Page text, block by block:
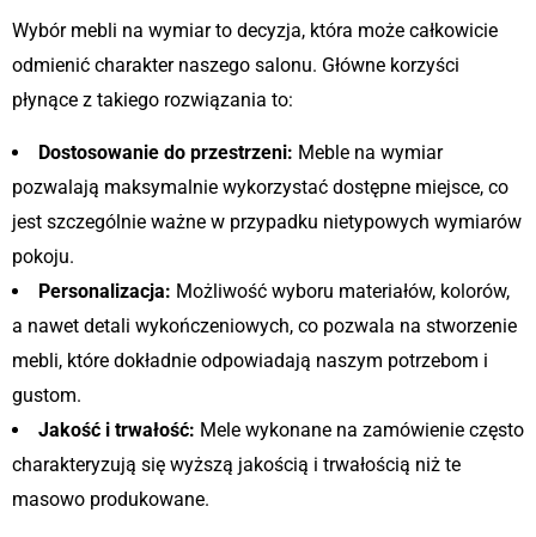
Wybór mebli na wymiar to decyzja, która może całkowicie
odmienić charakter naszego salonu. Główne korzyści
płynące z takiego rozwiązania to:
Dostosowanie do przestrzeni: Meble na wymiar
pozwalają maksymalnie wykorzystać dostępne miejsce, co
jest szczególnie ważne w przypadku nietypowych wymiarów
pokoju.
Personalizacja: Możliwość wyboru materiałów, kolorów,
a nawet detali wykończeniowych, co pozwala na stworzenie
mebli, które dokładnie odpowiadają naszym potrzebom i
gustom.
Jakość i trwałość: Mele wykonane na zamówienie często
charakteryzują się wyższą jakością i trwałością niż te
masowo produkowane.